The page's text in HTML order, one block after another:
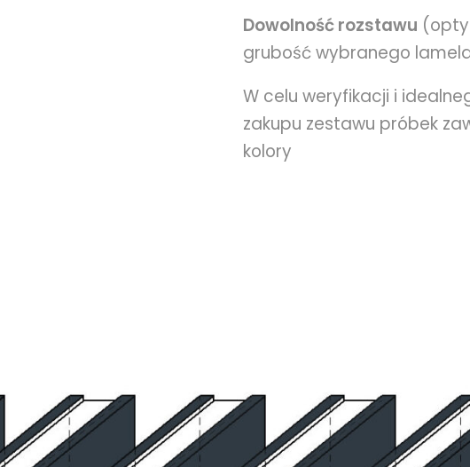
Dowolność rozstawu
grubość wybranego
W celu weryfikacji i
zakupu zestawu próbek
kolory